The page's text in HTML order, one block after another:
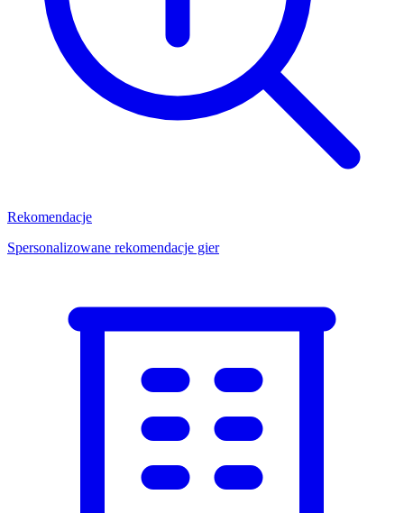
Rekomendacje
Spersonalizowane rekomendacje gier